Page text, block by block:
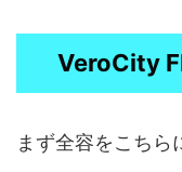
VeroCity
まず全容をこちら